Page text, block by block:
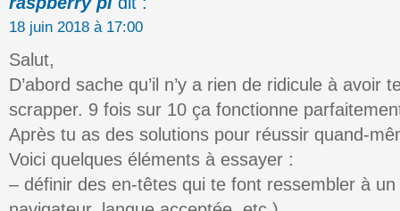
18 juin 2018 à 17:00
Salut,
D’abord sache qu’il n’y a rien de ridicule à avoir
scrapper. 9 fois sur 10 ça fonctionne
Après tu as des solutions pour réussir quand-
Voici quelques éléments à essayer :
– définir des en-têtes qui te font ressembler à